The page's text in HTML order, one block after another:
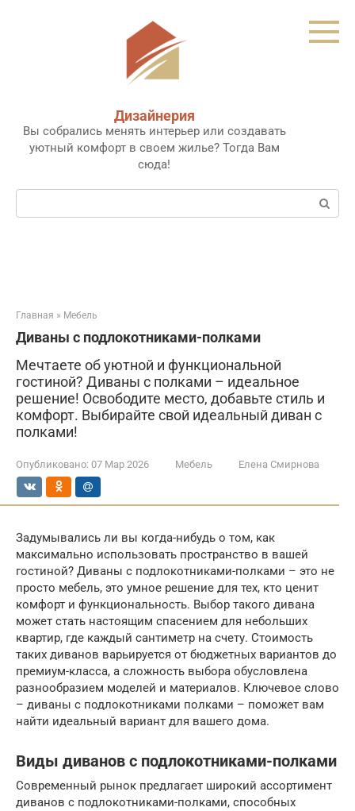
Дизайнерия
Вы собрались менять интерьер или создавать
уютный комфорт в своем жилье? Тогда Вам
сюда!
Поиск:
Главная » Мебель
Диваны с подлокотниками-полками
Мечтаете об уютной и функциональной
гостиной? Диваны с полками – идеальное
решение! Освободите место, добавьте стиль и
комфорт. Выбирайте свой идеальный диван с
полками!
Опубликовано: 07 Мар 2026 Мебель Елена Смирнова
Задумывались ли вы когда-нибудь о том, как
максимально использовать пространство в вашей
гостиной? Диваны с подлокотниками-полками – это не
просто мебель, это умное решение для тех, кто ценит
комфорт и функциональность. Выбор такого дивана
может стать настоящим спасением для небольших
квартир, где каждый сантиметр на счету. Стоимость
таких диванов варьируется от бюджетных вариантов до
премиум-класса, а сложность выбора обусловлена
разнообразием моделей и материалов. Ключевое слово
– диваны с подлокотниками полками – поможет вам
найти идеальный вариант для вашего дома.
Виды диванов с подлокотниками-полками
Современный рынок предлагает широкий ассортимент
диванов с подлокотниками-полками, способных